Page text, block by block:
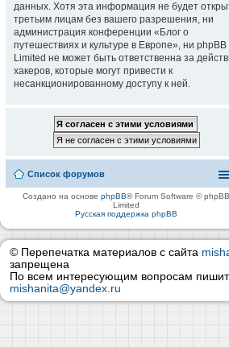
данных. Хотя эта информация не будет
третьим лицам без вашего разрешения, ни
администрация конференции «Блог о
путешествиях и культуре в Европе», ни phpBB
Limited не может быть ответственна за
хакеров, которые могут привести к
несанкционированному доступу к ней.
Список форумов
Создано на основеphpBB® Forum Software © phpBB
Limited
Русская поддержка phpBB
© Перепечатка материалов с сайта
запрещена
По всем интересующим вопросам
mishanita@yandex.ru